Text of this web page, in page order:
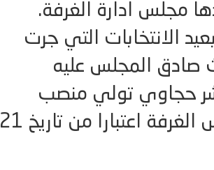
رقم 754 التي عقدها مجلس ادارة الغرفة.
الانتخابات التي جرت
عام 2011 ، حيث صادق المجلس عليه
حجاوي تولي منصب
الرئيس، وعمر هاشم منصب نائب رئيس الغرفة اعتبارا من تاريخ 21